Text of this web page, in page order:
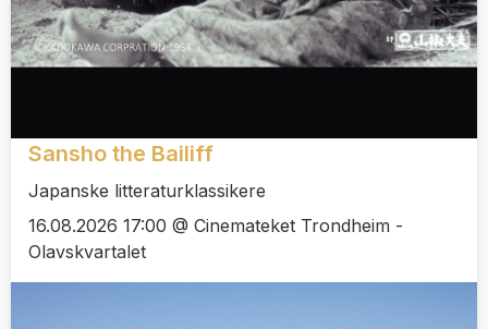
Sansho the Bailiff
Japanske litteraturklassikere
16.08.2026 17:00 @ Cinemateket Trondheim -
Olavskvartalet